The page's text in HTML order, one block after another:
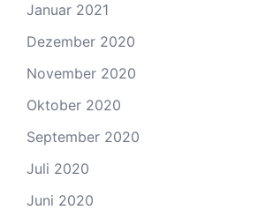
Januar 2021
Dezember 2020
November 2020
Oktober 2020
September 2020
Juli 2020
Juni 2020